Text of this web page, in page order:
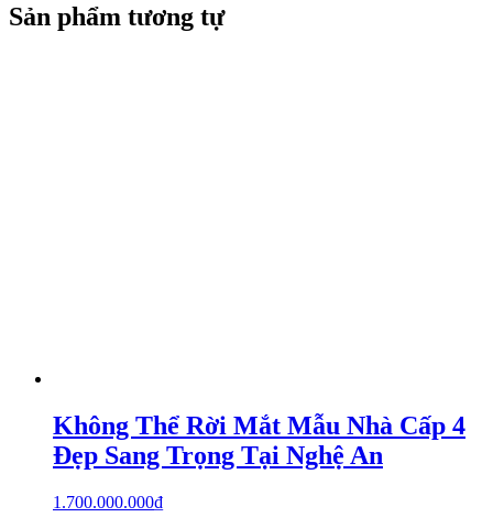
Sản phẩm tương tự
Không Thể Rời Mắt Mẫu Nhà Cấp 4
Đẹp Sang Trọng Tại Nghệ An
1.700.000.000₫